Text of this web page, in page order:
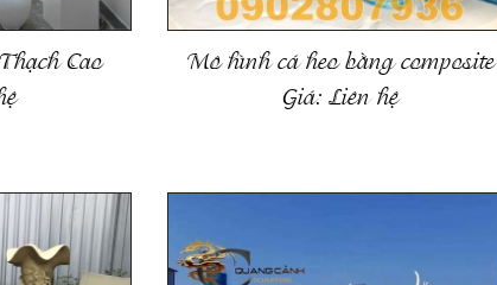
Cao
Mô hình cá heo bằng composite
Giá:Liên hệ